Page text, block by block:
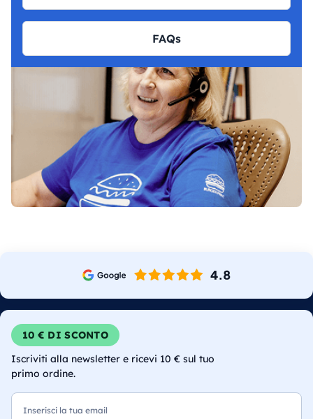
FAQs
10 € DI SCONTO
Iscriviti alla newsletter e ricevi 10 € sul tuo
primo ordine.